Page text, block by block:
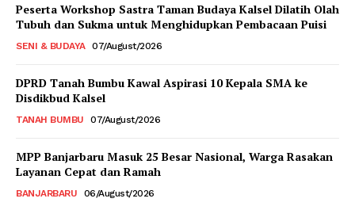
Peserta Workshop Sastra Taman Budaya Kalsel Dilatih Olah
Tubuh dan Sukma untuk Menghidupkan Pembacaan Puisi
SENI & BUDAYA 07/August/2026
DPRD Tanah Bumbu Kawal Aspirasi 10 Kepala SMA ke
Disdikbud Kalsel
TANAH BUMBU 07/August/2026
MPP Banjarbaru Masuk 25 Besar Nasional, Warga Rasakan
Layanan Cepat dan Ramah
BANJARBARU 06/August/2026